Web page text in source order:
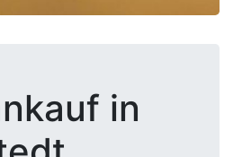
in